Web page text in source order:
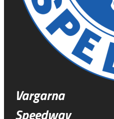
Vargarna
Speedway